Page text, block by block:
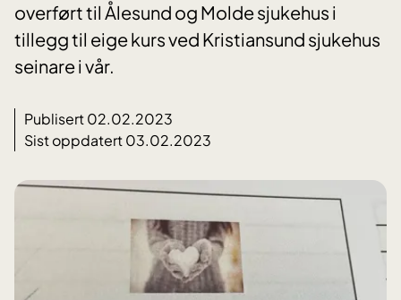
overført til Ålesund og Molde sjukehus i
tillegg til eige kurs ved Kristiansund sjukehus
seinare i vår.
Publisert 02.02.2023
Sist oppdatert 03.02.2023